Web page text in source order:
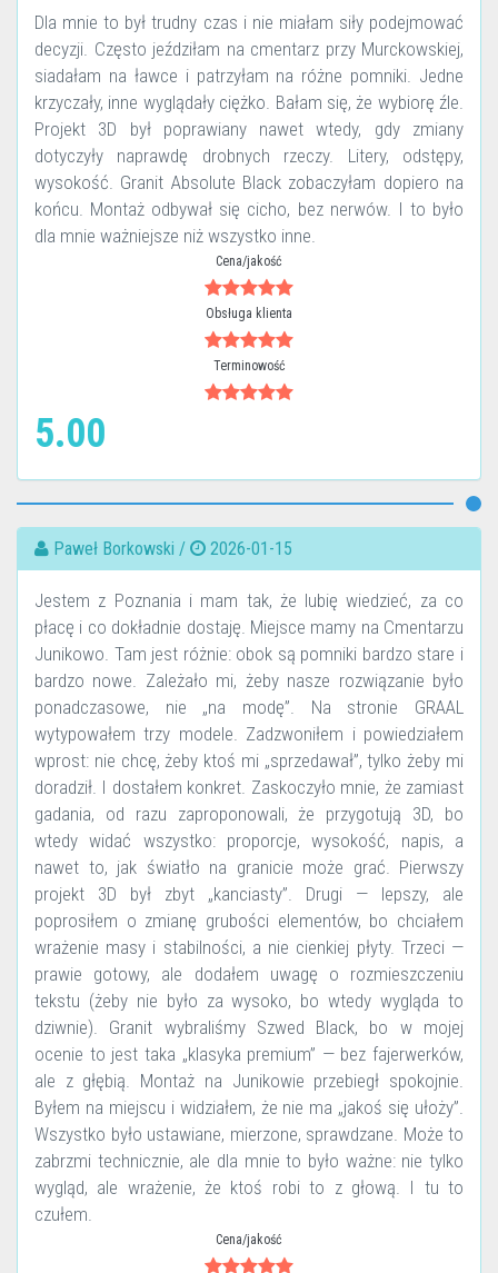
Dla mnie to był trudny czas i nie miałam siły podejmować
decyzji. Często jeździłam na cmentarz przy Murckowskiej,
siadałam na ławce i patrzyłam na różne pomniki. Jedne
krzyczały, inne wyglądały ciężko. Bałam się, że wybiorę źle.
Projekt 3D był poprawiany nawet wtedy, gdy zmiany
dotyczyły naprawdę drobnych rzeczy. Litery, odstępy,
wysokość. Granit Absolute Black zobaczyłam dopiero na
końcu. Montaż odbywał się cicho, bez nerwów. I to było
dla mnie ważniejsze niż wszystko inne.
Cena/jakość
Obsługa klienta
Terminowość
5.00
Paweł Borkowski / 2026-01-15
Jestem z Poznania i mam tak, że lubię wiedzieć, za co
płacę i co dokładnie dostaję. Miejsce mamy na Cmentarzu
Junikowo. Tam jest różnie: obok są pomniki bardzo stare i
bardzo nowe. Zależało mi, żeby nasze rozwiązanie było
ponadczasowe, nie „na modę”. Na stronie GRAAL
wytypowałem trzy modele. Zadzwoniłem i powiedziałem
wprost: nie chcę, żeby ktoś mi „sprzedawał”, tylko żeby mi
doradził. I dostałem konkret. Zaskoczyło mnie, że zamiast
gadania, od razu zaproponowali, że przygotują 3D, bo
wtedy widać wszystko: proporcje, wysokość, napis, a
nawet to, jak światło na granicie może grać. Pierwszy
projekt 3D był zbyt „kanciasty”. Drugi — lepszy, ale
poprosiłem o zmianę grubości elementów, bo chciałem
wrażenie masy i stabilności, a nie cienkiej płyty. Trzeci —
prawie gotowy, ale dodałem uwagę o rozmieszczeniu
tekstu (żeby nie było za wysoko, bo wtedy wygląda to
dziwnie). Granit wybraliśmy Szwed Black, bo w mojej
ocenie to jest taka „klasyka premium” — bez fajerwerków,
ale z głębią. Montaż na Junikowie przebiegł spokojnie.
Byłem na miejscu i widziałem, że nie ma „jakoś się ułoży”.
Wszystko było ustawiane, mierzone, sprawdzane. Może to
zabrzmi technicznie, ale dla mnie to było ważne: nie tylko
wygląd, ale wrażenie, że ktoś robi to z głową. I tu to
czułem.
Cena/jakość